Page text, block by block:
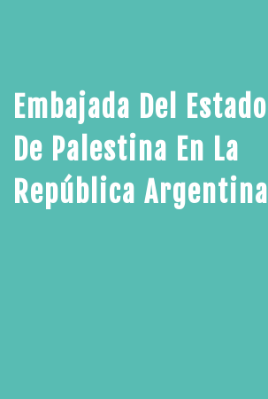
Embajada Del Estado
De Palestina En La
República Argentina